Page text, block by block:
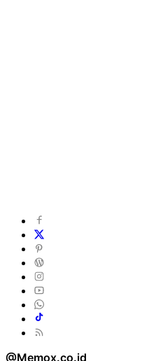
@Memox.co.id